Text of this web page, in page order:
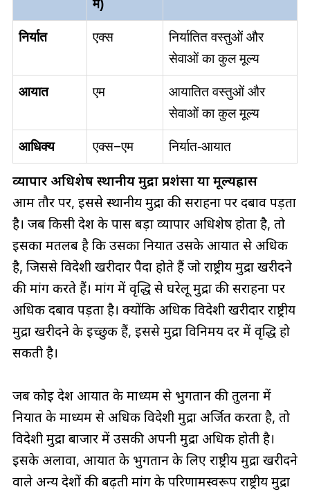
में)
निर्यात एक्स
निर्यातित वस्तुओं और
सेवाओं का कुल मूल्य
आयात एम
आयातित वस्तुओं और
सेवाओं का कुल मूल्य
आधिक्य एक्स−एम निर्यात-आयात
व्यापार अधिशेष स्थानीय मुद्रा प्रशंसा या मूल्यह्रास
आम तौर पर, इससे स्थानीय मुद्रा की सराहना पर दबाव पड़ता
है। जब किसी देश के पास बड़ा व्यापार अधिशेष होता है, तो
इसका मतलब है कि उसका निर्यात उसके आयात से अधिक
है, जिससे विदेशी खरीदार पैदा होते हैं जो राष्ट्रीय मुद्रा खरीदने
की मांग करते हैं। मांग में वृद्धि से घरेलू मुद्रा की सराहना पर
अधिक दबाव पड़ता है। क्योंकि अधिक विदेशी खरीदार राष्ट्रीय
मुद्रा खरीदने के इच्छुक हैं, इससे मुद्रा विनिमय दर में वृद्धि हो
सकती है।
जब कोई देश आयात के माध्यम से भुगतान की तुलना में
निर्यात के माध्यम से अधिक विदेशी मुद्रा अर्जित करता है, तो
विदेशी मुद्रा बाजार में उसकी अपनी मुद्रा अधिक होती है।
इसके अलावा, आयात के भुगतान के लिए राष्ट्रीय मुद्रा खरीदने
वाले अन्य देशों की बढ़ती मांग के परिणामस्वरूप राष्ट्रीय मुद्रा